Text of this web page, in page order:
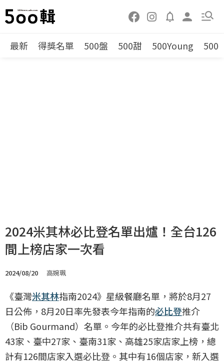
最新 得獎名單 500盤 500甜 500Young 500
2024米其林必比登名單出爐！全台126
間上榜店家一次看
2024/08/20 高婉珮
《臺灣米其林指南2024》星級餐廳名單，將於8月27
日公佈，8月20日率先發表今年指南的必比登推介
（Bib Gourmand）名單。今年的必比登推介共有臺北
43家、臺中27家、臺南31家、高雄25家店家上榜，總
計有126間店家入選必比登。其中有16個店家，新入選